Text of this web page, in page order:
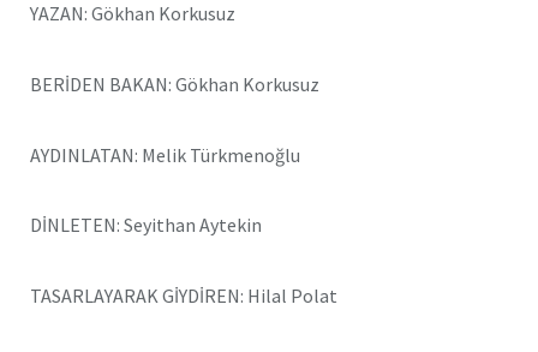
YAZAN: Gökhan Korkusuz
BERİDEN BAKAN: Gökhan Korkusuz
AYDINLATAN: Melik Türkmenoğlu
DİNLETEN: Seyithan Aytekin
TASARLAYARAK GİYDİREN: Hilal Polat